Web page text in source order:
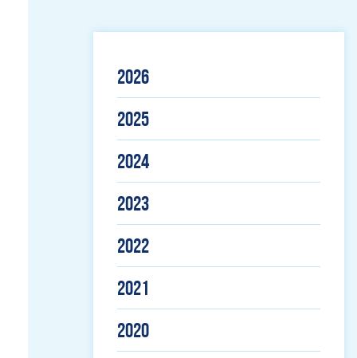
2026
2025
2024
2023
2022
2021
2020